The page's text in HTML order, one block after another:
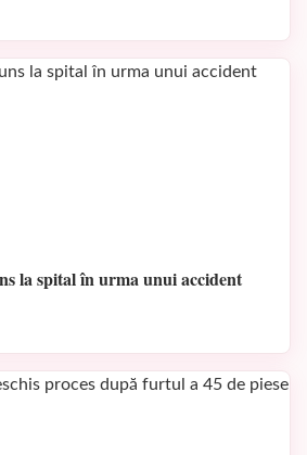
la spital în urma unui accident